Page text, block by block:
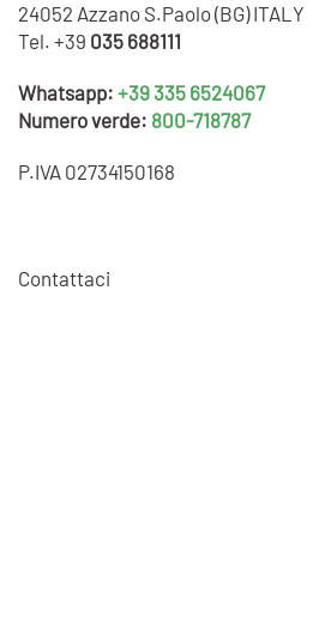
24052 Azzano S.Paolo (BG) ITALY
Tel. +39 035 688111
Whatsapp: +39 335 6524067
Numero verde: 800-718787
P.IVA 02734150168
Contattaci